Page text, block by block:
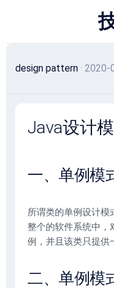
design pattern ·
Java设计
一、单例模
所谓类的单例设计模
整个的软件系统中，
例，并且该类只提供
二、单例模